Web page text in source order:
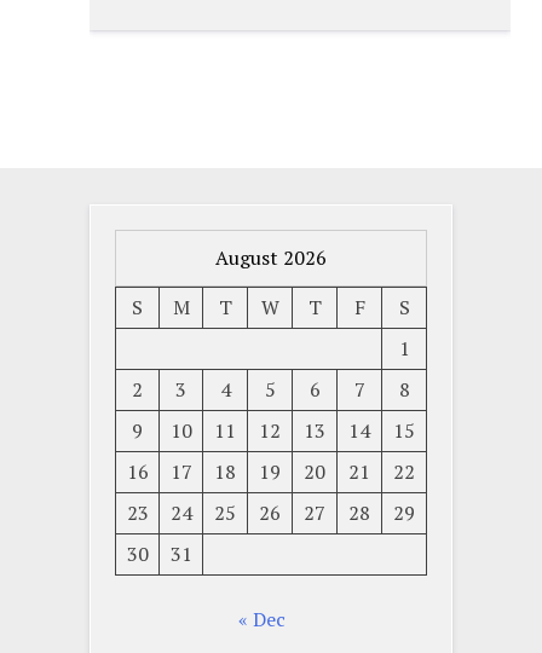
August 2026
S
M T W T F
S
1
2
3 4 5 6 7
8
9
10 11 12 13 14
15
16
17 18 19 20 21
22
23
24 25 26 27 28
29
30
31
« Dec